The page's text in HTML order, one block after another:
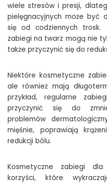
wiele stresów i presji,
pielęgnacyjnych może być
się od codziennych
zabiegi na twarz mogą nie
także przyczynić się do
Niektóre kosmetyczne
ale również mają
przykład, regularne
przyczynić się do
problemów
mięśnie, poprawiają
redukcji bólu.
Kosmetyczne zabiegi
korzyści, które